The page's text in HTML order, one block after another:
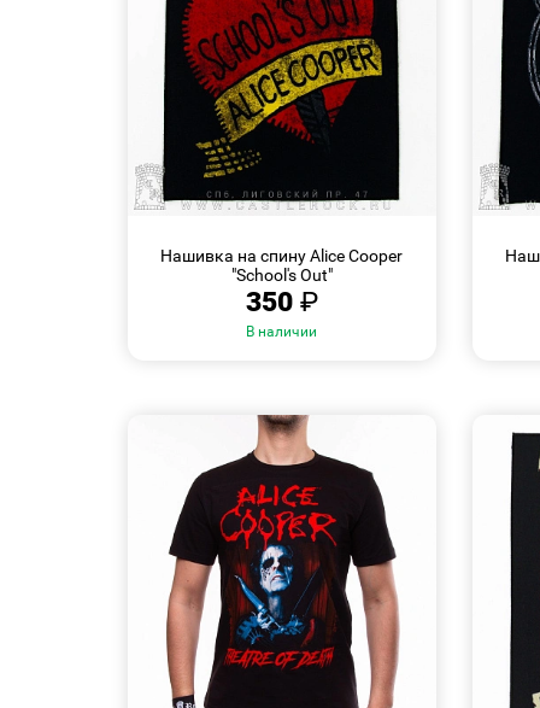
Нашивка на спину Alice Cooper
"School's Out"
350 ₽
В наличии